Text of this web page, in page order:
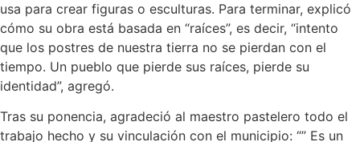
usa para crear figuras o esculturas. Para terminar, explicó
cómo su obra está basada en “raíces”, es decir, “intento
que los postres de nuestra tierra no se pierdan con el
tiempo. Un pueblo que pierde sus raíces, pierde su
identidad”, agregó.
Tras su ponencia, agradeció al maestro pastelero todo el
trabajo hecho y su vinculación con el municipio: “” Es un